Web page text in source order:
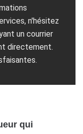
n'hésitez
un courrier
directement.
qui